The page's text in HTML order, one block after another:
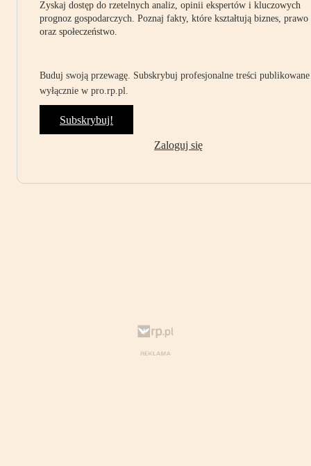
Zyskaj dostęp do rzetelnych analiz, opinii ekspertów i kluczowych
prognoz gospodarczych. Poznaj fakty, które kształtują biznes, prawo
oraz społeczeństwo.
Buduj swoją przewagę. Subskrybuj profesjonalne treści publikowane
wyłącznie w pro.rp.pl.
Subskrybuj!
Zaloguj się